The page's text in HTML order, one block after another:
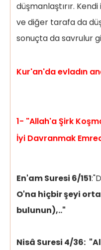
düşmanlaştırır.
ve diğer tarafa da
sonuçta da savrulur
Kur'an'da evladın
1- "Allah'a Şirk
İyi Davranmak
En'am Suresi 6/151
O'na hiçbir şeyi
bulunun),.."
Nisâ Suresi 4/36: